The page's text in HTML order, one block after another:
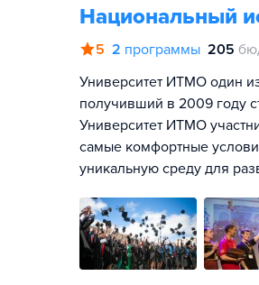
Национальный
5 2 программы 205
Университет ИТМО один
получивший в 2009 году
Университет ИТМО
самые комфортные
уникальную среду для